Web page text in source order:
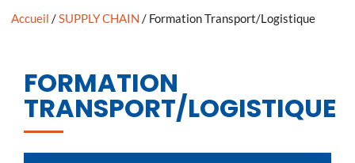
Accueil /SUPPLY CHAIN / Formation Transport/Logistique
FORMATION
TRANSPORT/LOGISTIQUE